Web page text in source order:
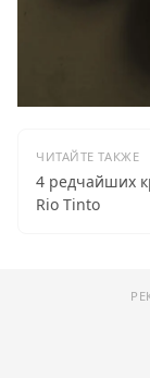
ЧИТАЙТЕ ТАКЖЕ
4 редчайших
Rio Tinto